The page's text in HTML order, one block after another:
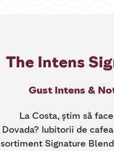
The Intens
Gust intens &
La Costa, știm să
Dovada? Iubitorii de
sortiment Signature